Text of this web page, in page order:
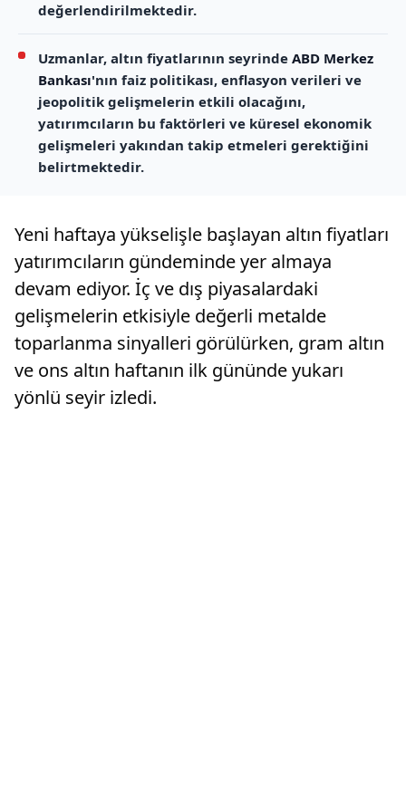
değerlendirilmektedir.
Uzmanlar, altın fiyatlarının seyrinde ABD Merkez
Bankası'nın faiz politikası, enflasyon verileri ve
jeopolitik gelişmelerin etkili olacağını,
yatırımcıların bu faktörleri ve küresel ekonomik
gelişmeleri yakından takip etmeleri gerektiğini
belirtmektedir.
Yeni haftaya yükselişle başlayan altın fiyatları
yatırımcıların gündeminde yer almaya
devam ediyor. İç ve dış piyasalardaki
gelişmelerin etkisiyle değerli metalde
toparlanma sinyalleri görülürken, gram altın
ve ons altın haftanın ilk gününde yukarı
yönlü seyir izledi.